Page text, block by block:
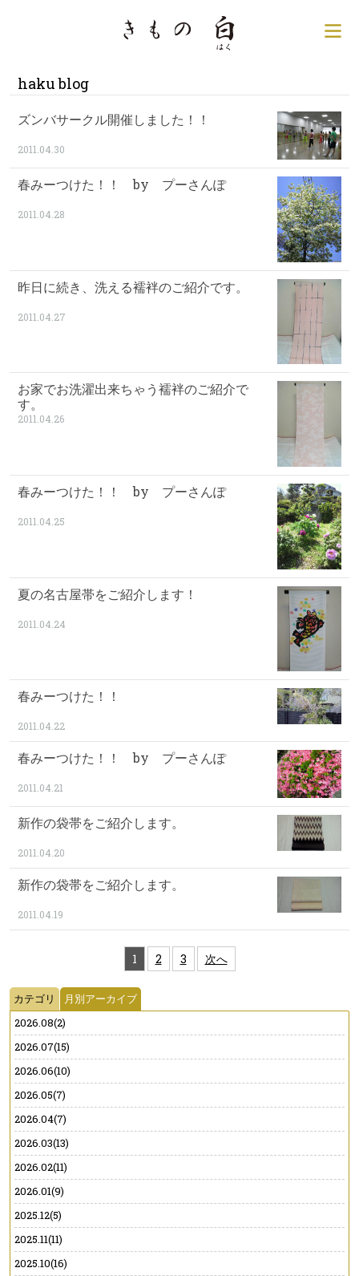
銀座の着物専門店│きも
haku blog
ズンバサークル開催しました！！
2011.04.30
春みーつけた！！ by プーさんぽ
2011.04.28
昨日に続き、洗える襦袢のご紹介です。
2011.04.27
お家でお洗濯出来ちゃう襦袢のご紹介で
す。
2011.04.26
春みーつけた！！ by プーさんぽ
2011.04.25
夏の名古屋帯をご紹介します！
2011.04.24
春みーつけた！！
2011.04.22
春みーつけた！！ by プーさんぽ
2011.04.21
新作の袋帯をご紹介します。
2011.04.20
新作の袋帯をご紹介します。
2011.04.19
1 2 3 次へ
カテゴリ
月別アーカイブ
2026.08(2)
2026.07(15)
2026.06(10)
2026.05(7)
2026.04(7)
2026.03(13)
2026.02(11)
2026.01(9)
2025.12(5)
2025.11(11)
2025.10(16)